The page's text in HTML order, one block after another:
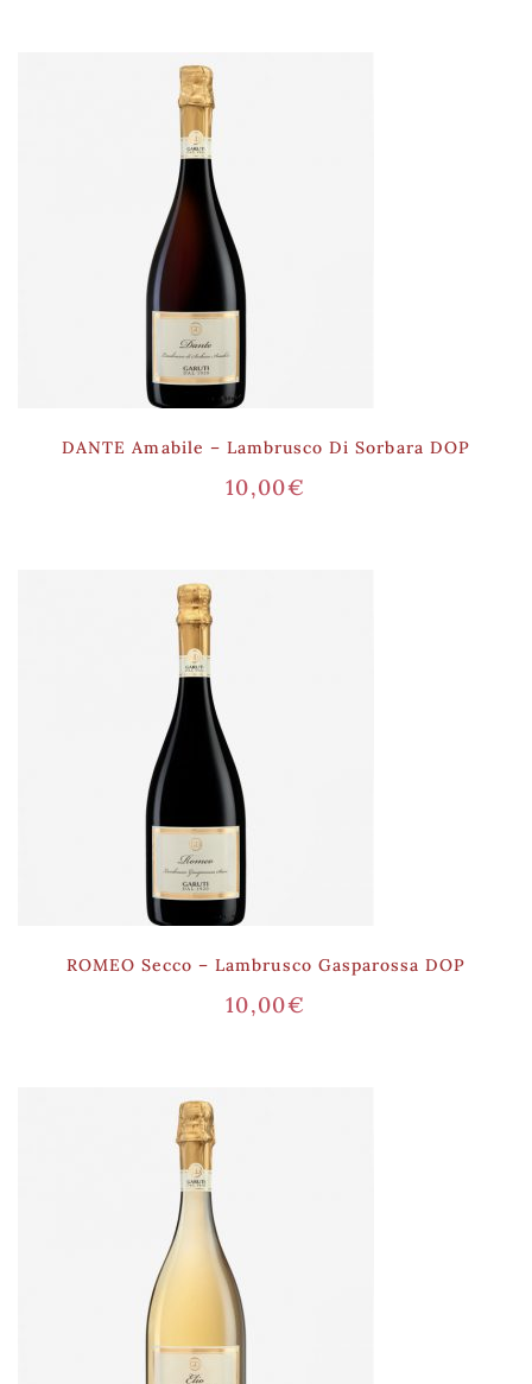
DANTE Amabile – Lambrusco Di Sorbara DOP
10,00€
ROMEO Secco – Lambrusco Gasparossa DOP
10,00€